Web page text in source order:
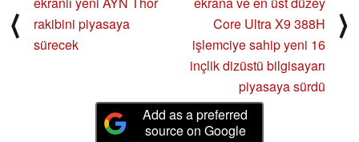
⟨
rakibini piyasaya
sürecek
Core Ultra X9 388H
işlemciye sahip yeni 16
inçlik dizüstü bilgisayarı
piyasaya sürdü
⟩
Add as a preferred
source on Google